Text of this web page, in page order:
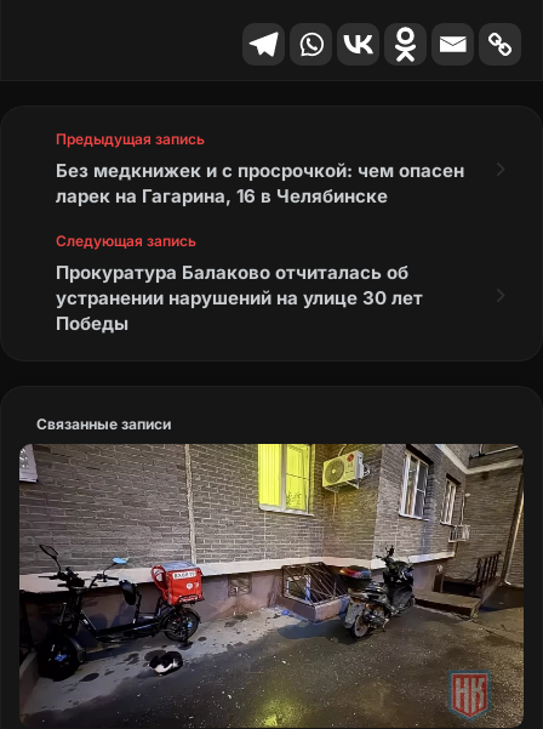
Предыдущая запись
Без медкнижек и с просрочкой: чем опасен
ларек на Гагарина, 16 в Челябинске
Следующая запись
Прокуратура Балаково отчиталась об
устранении нарушений на улице 30 лет
Победы
Связанные записи